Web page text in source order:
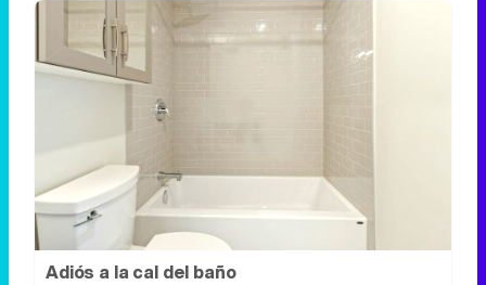
Adiós a la cal del baño